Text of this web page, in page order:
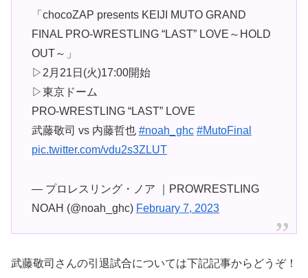
「chocoZAP presents KEIJI MUTO GRAND
FINAL PRO-WRESTLING “LAST” LOVE～HOLD
OUT～」
▷2月21日(火)17:00開始
▷東京ドーム
PRO-WRESTLING “LAST” LOVE
武藤敬司 vs 内藤哲也 #noah_ghc #MutoFinal
pic.twitter.com/vdu2s3ZLUT
— プロレスリング・ノア ｜PROWRESTLING
NOAH (@noah_ghc) February 7, 2023
武藤敬司さんの引退試合については下記記事からどうぞ！